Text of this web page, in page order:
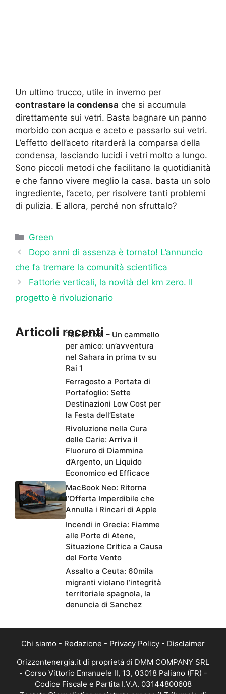
Un ultimo trucco, utile in inverno per
contrastare la condensa che si accumula
direttamente sui vetri. Basta bagnare un panno
morbido con acqua e aceto e passarlo sui vetri.
L’effetto dell’aceto ritarderà la comparsa della
condensa, lasciando lucidi i vetri molto a lungo.
Sono piccoli metodi che facilitano la quotidianità
e che fanno vivere meglio la casa. basta un solo
ingrediente, l’aceto, per risolvere tanti problemi
di pulizia. E allora, perché non sfruttalo?
Categorie
Green
Dopo anni di assenza è tornato! L’annuncio
che fa tremare la comunità scientifica
Fattorie verticali, la novità del km zero. Il
progetto è rivoluzionario
Articoli recentiTeo e Zodì – Un cammello
per amico: un’avventura
nel Sahara in prima tv su
Rai 1
Ferragosto a Portata di
Portafoglio: Sette
Destinazioni Low Cost per
la Festa dell’Estate
Rivoluzione nella Cura
delle Carie: Arriva il
Fluoruro di Diammina
d’Argento, un Liquido
Economico ed Efficace
MacBook Neo: Ritorna
l’Offerta Imperdibile che
Annulla i Rincari di Apple
Incendi in Grecia: Fiamme
alle Porte di Atene,
Situazione Critica a Causa
del Forte Vento
Assalto a Ceuta: 60mila
migranti violano l’integrità
territoriale spagnola, la
denuncia di Sanchez
Chi siamo - Redazione - Privacy Policy - Disclaimer
Orizzontenergia.it di proprietà di DMM COMPANY SRL
- Corso Vittorio Emanuele II, 13, 03018 Paliano (FR) -
Codice Fiscale e Partita I.V.A. 03144800608